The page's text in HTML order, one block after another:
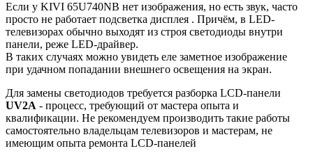
Если у KIVI 65U740NB нет изображения, но есть звук, часто
просто не работает подсветка дисплея . Причём, в LED-
телевизорах обычно выходят из строя светодиоды внутри
панели, реже LED-драйвер.
В таких случаях можно увидеть еле заметное изображение
при удачном попадании внешнего освещения на экран.
Для замены светодиодов требуется разборка LCD-панели
UV2A - процесс, требующий от мастера опыта и
квалификации. Не рекомендуем производить такие работы
самостоятельно владельцам телевизоров и мастерам, не
имеющим опыта ремонта LCD-панелей